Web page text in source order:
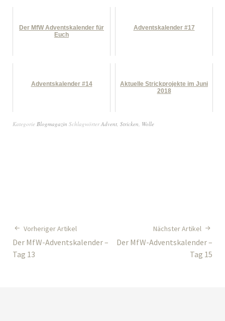
Der MfW Adventskalender für
Euch
Adventskalender #17
Adventskalender #14
Aktuelle Strickprojekte im Juni
2018
Kategorie Blogmagazin SchlagwörterAdvent Stricken Wolle
Vorheriger Artikel
Der MfW-Adventskalender –
Tag 13
Nächster Artikel
Der MfW-Adventskalender –
Tag 15